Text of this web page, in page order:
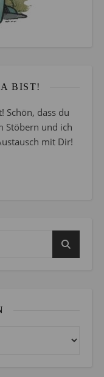
BIST!
Schön, dass du
Stöbern und ich
mit Dir!